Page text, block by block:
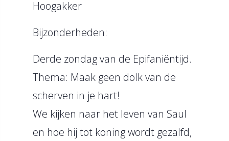
Hoogakker
Bijzonderheden:
Derde zondag van de Epifaniëntijd.
Thema: Maak geen dolk van de
scherven in je hart!
We kijken naar het leven van Saul
en hoe hij tot koning wordt gezalfd,